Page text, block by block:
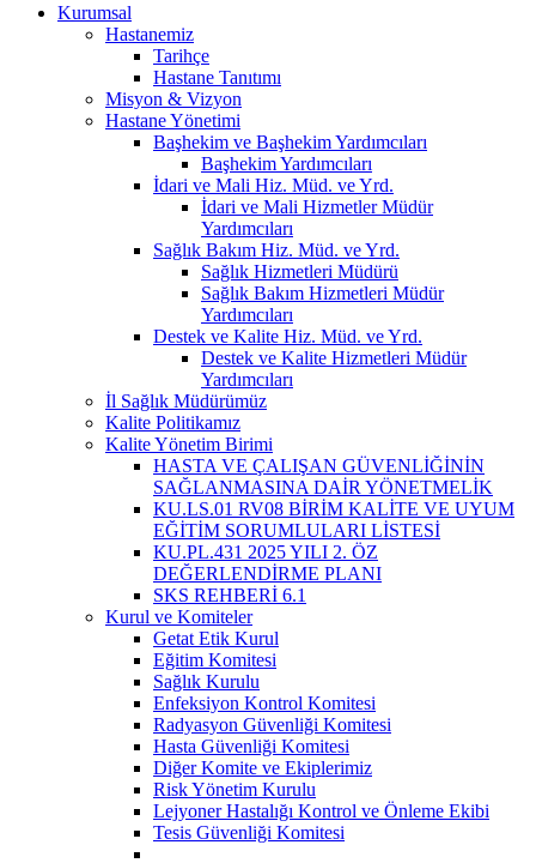
Kurumsal
Hastanemiz
Tarihçe
Hastane Tanıtımı
Misyon & Vizyon
Hastane Yönetimi
Başhekim ve Başhekim Yardımcıları
Başhekim Yardımcıları
İdari ve Mali Hiz. Müd. ve Yrd.
İdari ve Mali Hizmetler Müdür
Yardımcıları
Sağlık Bakım Hiz. Müd. ve Yrd.
Sağlık Hizmetleri Müdürü
Sağlık Bakım Hizmetleri Müdür
Yardımcıları
Destek ve Kalite Hiz. Müd. ve Yrd.
Destek ve Kalite Hizmetleri Müdür
Yardımcıları
İl Sağlık Müdürümüz
Kalite Politikamız
Kalite Yönetim Birimi
HASTA VE ÇALIŞAN GÜVENLİĞİNİN
SAĞLANMASINA DAİR YÖNETMELİK
KU.LS.01 RV08 BİRİM KALİTE VE UYUM
EĞİTİM SORUMLULARI LİSTESİ
KU.PL.431 2025 YILI 2. ÖZ
DEĞERLENDİRME PLANI
SKS REHBERİ 6.1
Kurul ve Komiteler
Getat Etik Kurul
Eğitim Komitesi
Sağlık Kurulu
Enfeksiyon Kontrol Komitesi
Radyasyon Güvenliği Komitesi
Hasta Güvenliği Komitesi
Diğer Komite ve Ekiplerimiz
Risk Yönetim Kurulu
Lejyoner Hastalığı Kontrol ve Önleme Ekibi
Tesis Güvenliği Komitesi